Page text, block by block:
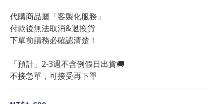
代購商品屬「客製化服務」
付款後無法取消&退換貨
下單前請務必確認清楚！
「預計」2-3週不含例假日出貨🚚
不接急單，可接受再下單